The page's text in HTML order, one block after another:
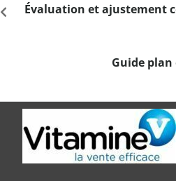
Évaluation et ajustement
Guide plan